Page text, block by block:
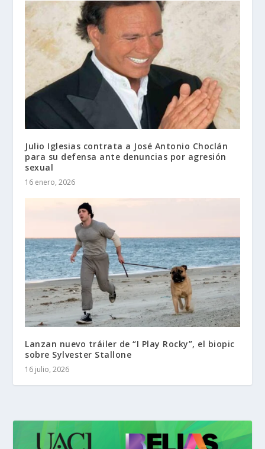
Julio Iglesias contrata a José Antonio Choclán
para su defensa ante denuncias por agresión
sexual
16 enero, 2026
Lanzan nuevo tráiler de “I Play Rocky”, el biopic
sobre Sylvester Stallone
16 julio, 2026